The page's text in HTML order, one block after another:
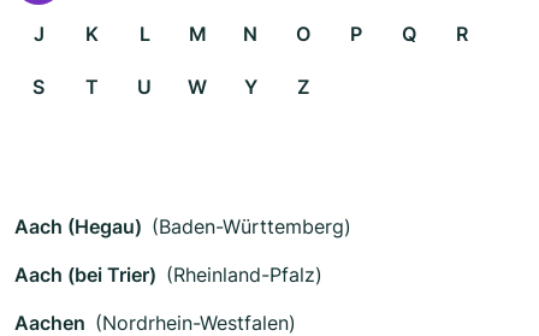
J K L M N O P Q R
S T U W Y Z
Aach (Hegau) (Baden-Württemberg)
Aach (bei Trier) (Rheinland-Pfalz)
Aachen (Nordrhein-Westfalen)